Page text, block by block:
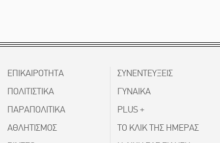
ΕΠΙΚΑΙΡΟΤΗΤΑ
ΠΟΛΙΤΙΣΤΙΚΑ
ΠΑΡΑΠΟΛΙΤΙΚΑ
ΑΘΛΗΤΙΣΜΟΣ
ΣΥΝΕΝΤΕΥΞΕΙΣ
ΓΥΝΑΙΚΑ
PLUS +
ΤΟ ΚΛΙΚ ΤΗΣ ΗΜΕΡΑΣ